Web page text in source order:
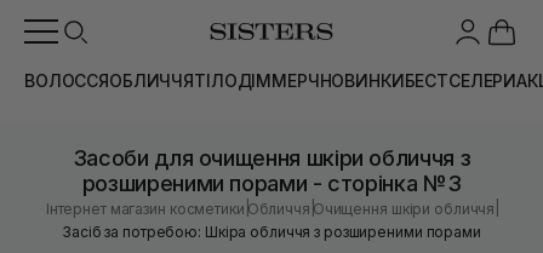
ВОЛОССЯОБЛИЧЧЯТІЛОДІММЕРЧНОВИНКИБЕСТСЕЛЕРИ
Засоби для очищення шкіри обличчя з
розширеними порами - сторінка №3
Інтернет магазин косметики |Обличчя |Очищення шкіри обличчя
Засіб за потребою: Шкіра обличчя з розширеними порами